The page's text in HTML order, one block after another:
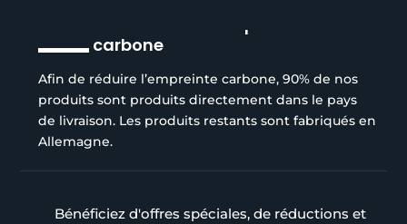
carbone
Afin de réduire l’empreinte carbone, 90% de nos
produits sont produits directement dans le pays
de livraison. Les produits restants sont fabriqués en
Allemagne.
Bénéficiez d'offres spéciales, de réductions et